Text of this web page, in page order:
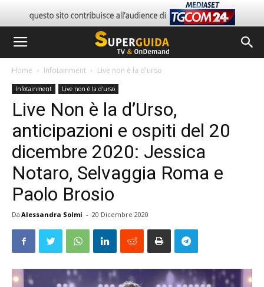
Home Infotainment Live non è la d'urso
Infotainment Live non è la d'urso
Live Non è la d’Urso,
anticipazioni e ospiti del 20
dicembre 2020: Jessica
Notaro, Selvaggia Roma e
Paolo Brosio
Da Alessandra Solmi - 20 Dicembre 2020